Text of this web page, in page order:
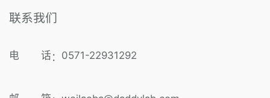
联系我们
电 话 ： 0571-22931292